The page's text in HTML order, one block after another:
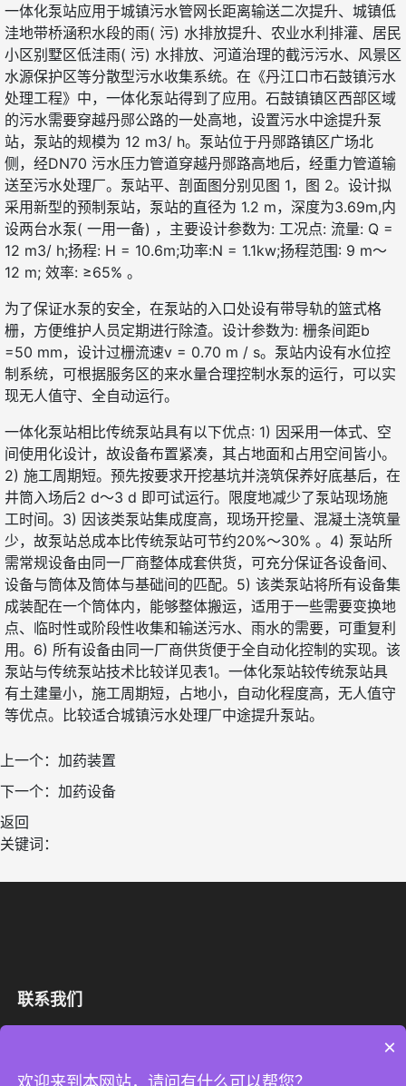
一体化泵站应用于城镇污水管网长距离输送二次提升、城镇低
洼地带桥涵积水段的雨( 污) 水排放提升、农业水利排灌、居民
小区别墅区低洼雨( 污) 水排放、河道治理的截污污水、风景区
水源保护区等分散型污水收集系统。在《丹江口市石鼓镇污水
处理工程》中，一体化泵站得到了应用。石鼓镇镇区西部区域
的污水需要穿越丹郧公路的一处高地，设置污水中途提升泵
站，泵站的规模为 12 m3/ h。泵站位于丹郧路镇区广场北
侧，经DN70 污水压力管道穿越丹郧路高地后，经重力管道输
送至污水处理厂。泵站平、剖面图分别见图 1，图 2。设计拟
采用新型的预制泵站，泵站的直径为 1.2 m，深度为3.69m,内
设两台水泵( 一用一备) ，主要设计参数为: 工况点: 流量: Q =
12 m3/ h;扬程: H = 10.6m;功率:N = 1.1kw;扬程范围: 9 m～
12 m; 效率: ≥65% 。
为了保证水泵的安全，在泵站的入口处设有带导轨的篮式格
栅，方便维护人员定期进行除渣。设计参数为: 栅条间距b
=50 mm，设计过栅流速v = 0.70 m / s。泵站内设有水位控
制系统，可根据服务区的来水量合理控制水泵的运行，可以实
现无人值守、全自动运行。
一体化泵站相比传统泵站具有以下优点: 1) 因采用一体式、空
间使用化设计，故设备布置紧凑，其占地面和占用空间皆小。
2) 施工周期短。预先按要求开挖基坑并浇筑保养好底基后，在
井筒入场后2 d～3 d 即可试运行。限度地减少了泵站现场施
工时间。3) 因该类泵站集成度高，现场开挖量、混凝土浇筑量
少，故泵站总成本比传统泵站可节约20%～30% 。4) 泵站所
需常规设备由同一厂商整体成套供货，可充分保证各设备间、
设备与筒体及筒体与基础间的匹配。5) 该类泵站将所有设备集
成装配在一个筒体内，能够整体搬运，适用于一些需要变换地
点、临时性或阶段性收集和输送污水、雨水的需要，可重复利
用。6) 所有设备由同一厂商供货便于全自动化控制的实现。该
泵站与传统泵站技术比较详见表1。一体化泵站较传统泵站具
有土建量小，施工周期短，占地小，自动化程度高，无人值守
等优点。比较适合城镇污水处理厂中途提升泵站。
上一个： 加药装置
下一个： 加药设备
返回
关键词：
联系我们
点击复制微信号
×
欢迎来到本网站，请问有什么可以帮您？